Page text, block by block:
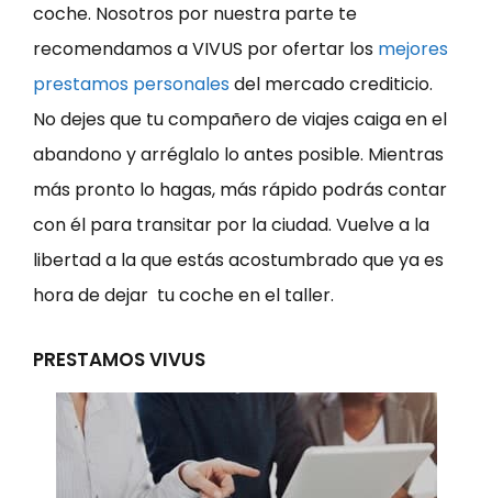
coche. Nosotros por nuestra parte te
recomendamos a VIVUS por ofertar los mejores
prestamos personales del mercado crediticio.
No dejes que tu compañero de viajes caiga en el
abandono y arréglalo lo antes posible. Mientras
más pronto lo hagas, más rápido podrás contar
con él para transitar por la ciudad. Vuelve a la
libertad a la que estás acostumbrado que ya es
hora de dejar tu coche en el taller.
PRESTAMOS VIVUS